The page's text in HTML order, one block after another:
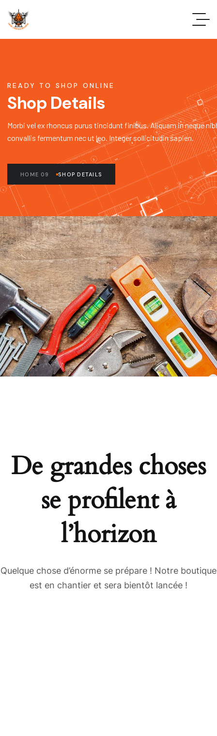
READY TO SHOP ONLINE
Shop Details
Morbi vel ex rhoncus purus tincidunt finibus. Aliquam in neque
convallis fermentum nec ut leo. Integer sollicitudin sapien.
HOME 09 SHOP DETAILS
De grandes choses
se profilent à
l’horizon
Quelque chose d’énorme se prépare ! Notre boutique
est en chantier et sera bientôt lancée !